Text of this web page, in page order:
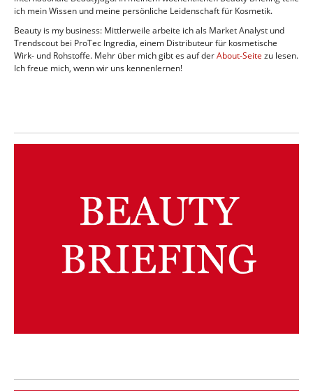
ich mein Wissen und meine persönliche Leidenschaft für Kosmetik.
Beauty is my business: Mittlerweile arbeite ich als Market Analyst und
Trendscout bei ProTec Ingredia, einem Distributeur für kosmetische
Wirk- und Rohstoffe. Mehr über mich gibt es auf derAbout-Seite zu lesen.
Ich freue mich, wenn wir uns kennenlernen!